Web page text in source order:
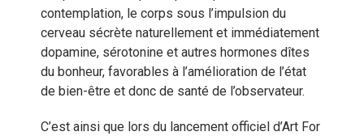
contemplation, le corps sous l’impulsion du
cerveau sécrète naturellement et immédiatement
dopamine, sérotonine et autres hormones dîtes
du bonheur, favorables à l’amélioration de l’état
de bien-être et donc de santé de l’observateur.
C’est ainsi que lors du lancement officiel d’Art For